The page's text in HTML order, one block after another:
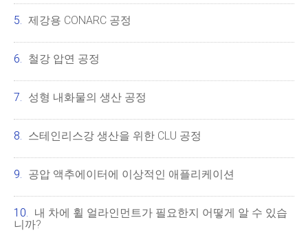
제강용 CONARC 공정
철강 압연 공정
성형 내화물의 생산 공정
스테인리스강 생산을 위한 CLU 공정
공압 액추에이터에 이상적인 애플리케이션
내 차에 휠 얼라인먼트가 필요한지 어떻게 알 수 있습
니까?